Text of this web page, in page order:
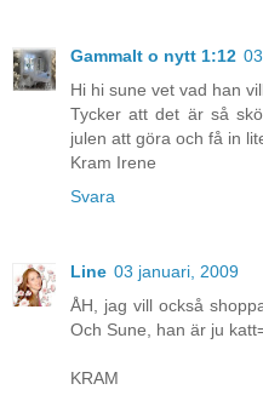
Gammalt o nytt 1:12
Hi hi sune vet vad han
Tycker att det är så
julen att göra och få in
Kram Irene
Svara
Line 03 januari, 2009
ÅH, jag vill också
Och Sune, han är ju
KRAM